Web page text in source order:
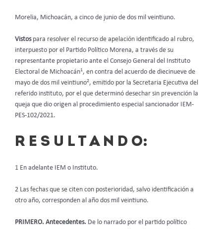
Morelia, Michoacán, a cinco de junio de dos mil veintiuno.
Vistos para resolver el recurso de apelación identificado al rubro,
interpuesto por el Partido Político Morena, a través de su
representante propietario ante el Consejo General del Instituto
Electoral de Michoacán1, en contra del acuerdo de diecinueve de
mayo de dos mil veintiuno2, emitido por la Secretaria Ejecutiva del
referido instituto, por el que determinó desechar sin prevención la
queja que dio origen al procedimiento especial sancionador IEM-
PES-102/2021.
R E S U L T A N D O:
1 En adelante IEM o Instituto.
2 Las fechas que se citen con posterioridad, salvo identificación a
otro año, corresponden al año dos mil veintiuno.
PRIMERO. Antecedentes. De lo narrado por el partido político